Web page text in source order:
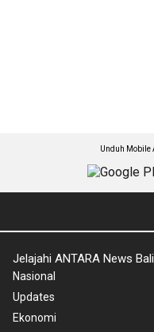
Unduh Mobile
Jelajahi ANTARA News Bali
Nasional
Updates
Ekonomi